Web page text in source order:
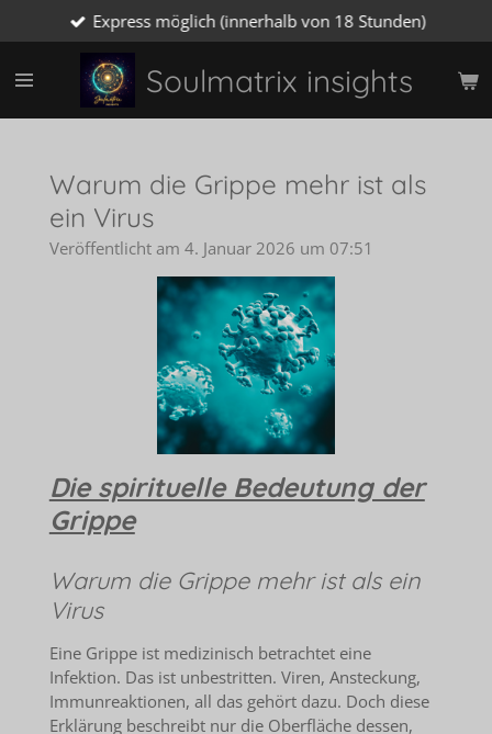
Hauptinhalt
springen
Soulmatrix insights
Express möglich (innerhalb von 18 Stunden)
Warum die Grippe mehr ist als
ein Virus
Veröffentlicht am 4. Januar 2026 um 07:51
Die spirituelle Bedeutung der
Grippe
Warum die Grippe mehr ist als ein
Virus
Eine Grippe ist medizinisch betrachtet eine
Infektion. Das ist unbestritten. Viren, Ansteckung,
Immunreaktionen, all das gehört dazu. Doch diese
Erklärung beschreibt nur die Oberfläche dessen,